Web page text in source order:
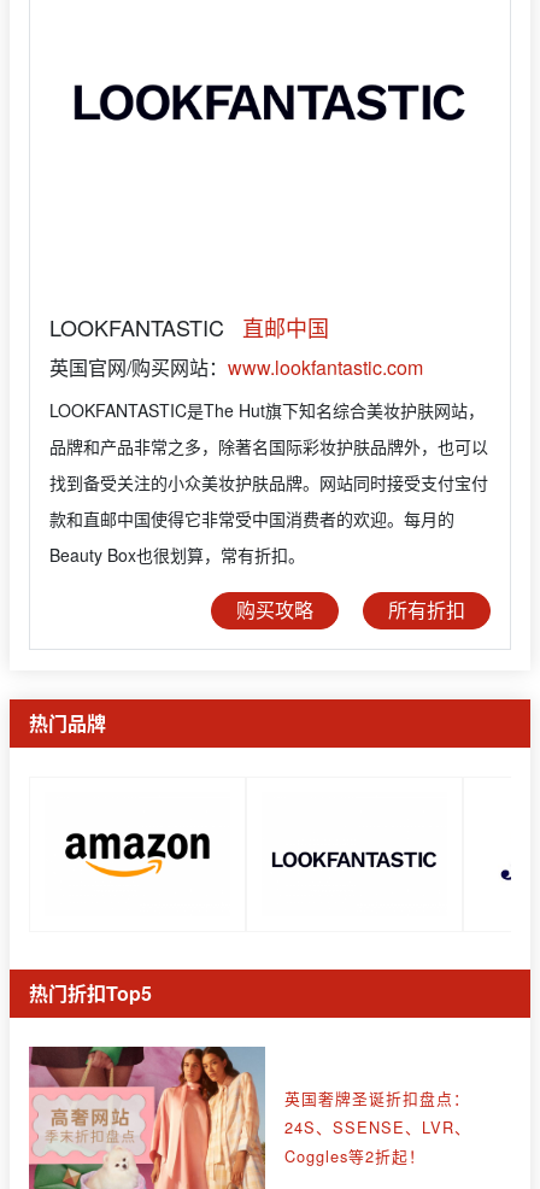
LOOKFANTASTIC 直邮中国
英国官网/购买网站： www.lookfantastic.com
LOOKFANTASTIC是The Hut旗下知名综合美妆护肤网站，
品牌和产品非常之多，除著名国际彩妆护肤品牌外，也可以
找到备受关注的小众美妆护肤品牌。网站同时接受支付宝付
款和直邮中国使得它非常受中国消费者的欢迎。每月的
Beauty Box也很划算，常有折扣。
购买攻略 所有折扣
热门品牌
热门折扣Top5
英国奢牌圣诞折扣盘点：
24S、SSENSE、LVR、
Coggles等2折起！